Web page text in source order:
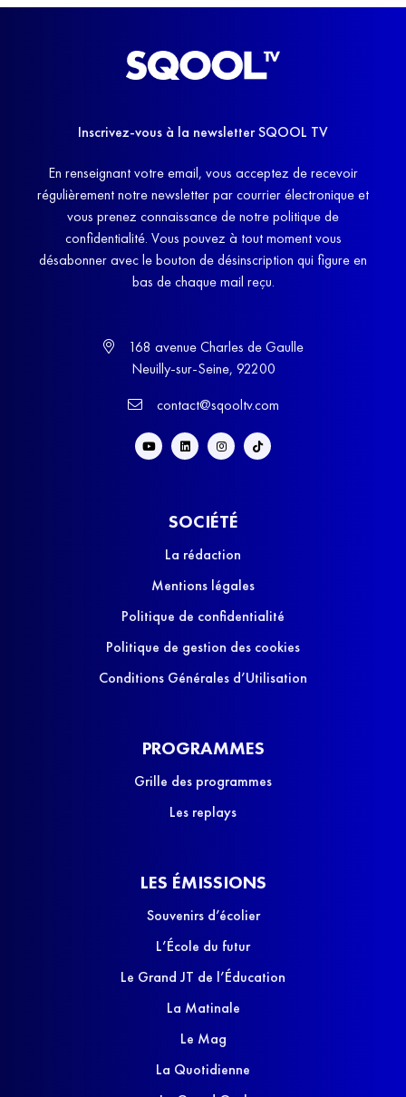
Inscrivez-vous à la newsletter SQOOL TV
En renseignant votre email, vous acceptez de recevoir
régulièrement notre newsletter par courrier électronique et
vous prenez connaissance de notre politique de
confidentialité. Vous pouvez à tout moment vous
désabonner avec le bouton de désinscription qui figure en
bas de chaque mail reçu.
168 avenue Charles de Gaulle
Neuilly-sur-Seine, 92200
contact@sqooltv.com
SOCIÉTÉ
La rédaction
Mentions légales
Politique de confidentialité
Politique de gestion des cookies
Conditions Générales d’Utilisation
PROGRAMMES
Grille des programmes
Les replays
LES ÉMISSIONS
Souvenirs d’écolier
L’École du futur
Le Grand JT de l’Éducation
La Matinale
Le Mag
La Quotidienne